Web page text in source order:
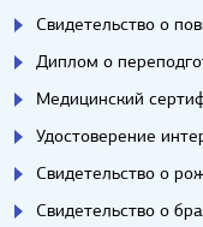
Свидетельство о
Диплом о
Медицинский
Удостоверение
Свидетельство о
Свидетельство о